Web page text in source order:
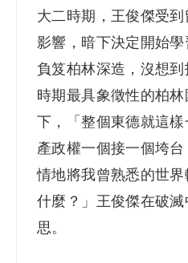
大二時期，王俊傑受
影響，暗下決定開始
負笈柏林深造，沒想
時期最具象徵性的柏
下，「整個東德就這
產政權一個接一個垮
情地將我曾熟悉的世
什麼？」王俊傑在破
思。